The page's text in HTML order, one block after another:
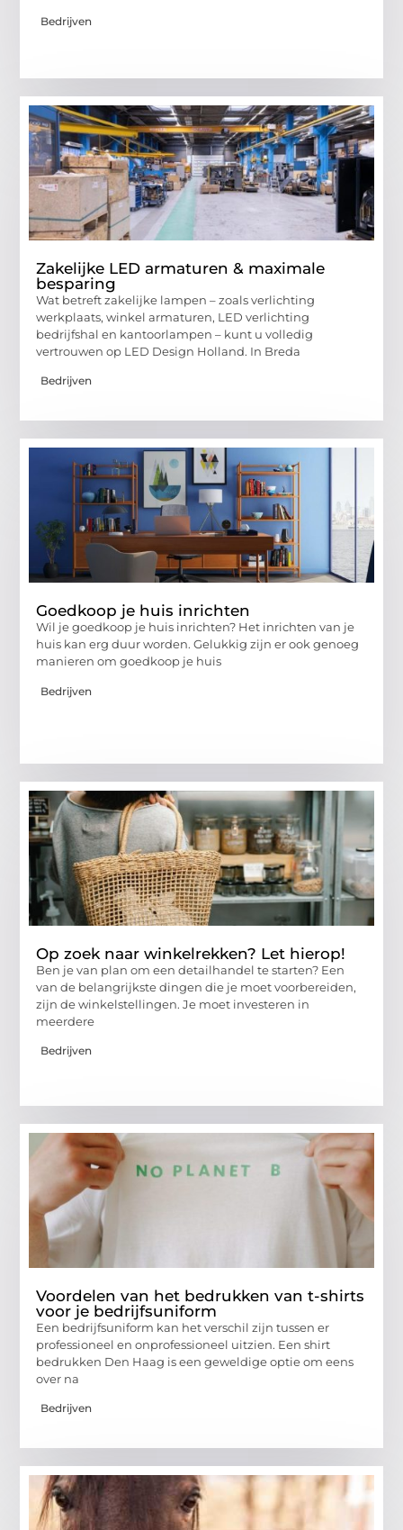
Bedrijven
Zakelijke LED armaturen & maximale
besparing
Wat betreft zakelijke lampen – zoals verlichting
werkplaats, winkel armaturen, LED verlichting
bedrijfshal en kantoorlampen – kunt u volledig
vertrouwen op LED Design Holland. In Breda
Bedrijven
Goedkoop je huis inrichten
Wil je goedkoop je huis inrichten? Het inrichten van je
huis kan erg duur worden. Gelukkig zijn er ook genoeg
manieren om goedkoop je huis
Bedrijven
Op zoek naar winkelrekken? Let hierop!
Ben je van plan om een ​​detailhandel te starten? Een
van de belangrijkste dingen die je moet voorbereiden,
zijn de winkelstellingen. Je moet investeren in
meerdere
Bedrijven
Voordelen van het bedrukken van t-shirts
voor je bedrijfsuniform
Een bedrijfsuniform kan het verschil zijn tussen er
professioneel en onprofessioneel uitzien. Een shirt
bedrukken Den Haag is een geweldige optie om eens
over na
Bedrijven